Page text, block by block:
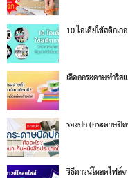
10 ไอเดียใช้สติกเ
เลือกกระดาษทำริ
รองปก (กระดาษปิ
วิธีดาวน์โหลดไฟล์